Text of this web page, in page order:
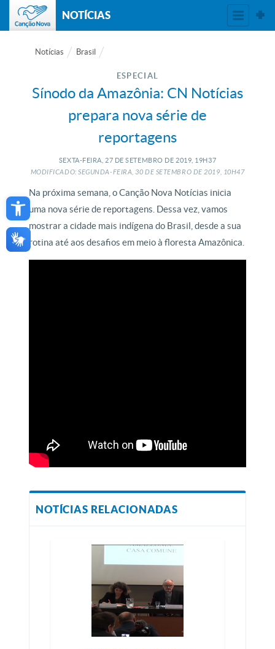
Open toolbar
NOTÍCIAS
Notícias Brasil
ESPECIAL
Sínodo da Amazônia: CN Notícias
prepara nova série de
reportagens
SEXTA-FEIRA, 27 DE SETEMBRO DE 2019, 19H37
MODIFICADO: SEGUNDA-FEIRA, 30 DE SETEMBRO DE2019, 10H47
Na próxima semana, o Canção Nova Notícias inicia
uma nova série de reportagens. Dessa vez, vamos
mostrar a cidade mais indígena do Brasil, desde a sua
rotina até aos desafios em meio à floresta Amazônica.
NOTÍCIAS RELACIONADAS